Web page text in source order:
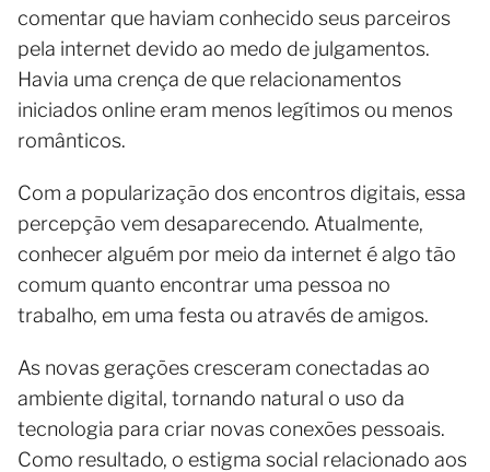
comentar que haviam conhecido seus parceiros
pela internet devido ao medo de julgamentos.
Havia uma crença de que relacionamentos
iniciados online eram menos legítimos ou menos
românticos.
Com a popularização dos encontros digitais, essa
percepção vem desaparecendo. Atualmente,
conhecer alguém por meio da internet é algo tão
comum quanto encontrar uma pessoa no
trabalho, em uma festa ou através de amigos.
As novas gerações cresceram conectadas ao
ambiente digital, tornando natural o uso da
tecnologia para criar novas conexões pessoais.
Como resultado, o estigma social relacionado aos